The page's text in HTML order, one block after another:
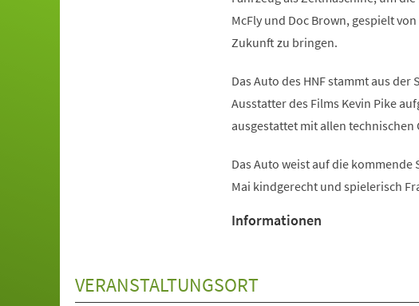
McFly und Doc Brown, gespielt
Zukunft zu bringen.
Das Auto des HNF stammt aus
Ausstatter des Films Kevin Pike
ausgestattet mit allen
Das Auto weist auf die
Mai kindgerecht und spielerisch
Informationen
VERANSTALTUNGSORT